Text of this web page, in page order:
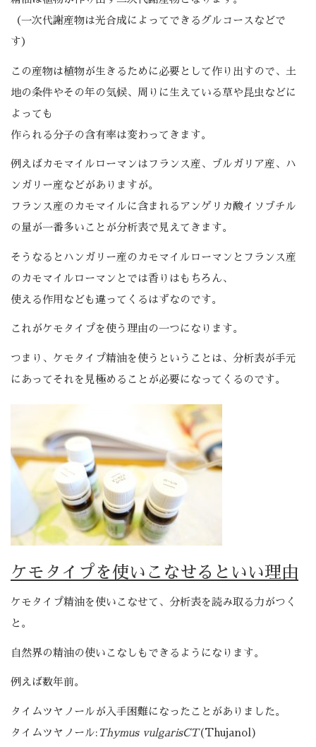
（一次代謝産物は光合成によってできるグルコースなどで
す）
この産物は植物が生きるために必要として作り出すので、土
地の条件やその年の気候、周りに生えている草や昆虫などに
よっても
作られる分子の含有率は変わってきます。
例えばカモマイルローマンはフランス産、ブルガリア産、ハ
ンガリー産などがありますが。
フランス産のカモマイルに含まれるアンゲリカ酸イソブチル
の量が一番多いことが分析表で見えてきます。
そうなるとハンガリー産のカモマイルローマンとフランス産
のカモマイルローマンとでは香りはもちろん、
使える作用なども違ってくるはずなのです。
これがケモタイプを使う理由の一つになります。
つまり、ケモタイプ精油を使うということは、分析表が手元
にあってそれを見極めることが必要になってくるのです。
ケモタイプを使いこなせるといい理由
ケモタイプ精油を使いこなせて、分析表を読み取る力がつく
と。
自然界の精油の使いこなしもできるようになります。
例えば数年前。
タイムツヤノールが入手困難になったことがありました。
タイムツヤノール: Thymus vulgarisCT(Thujanol)